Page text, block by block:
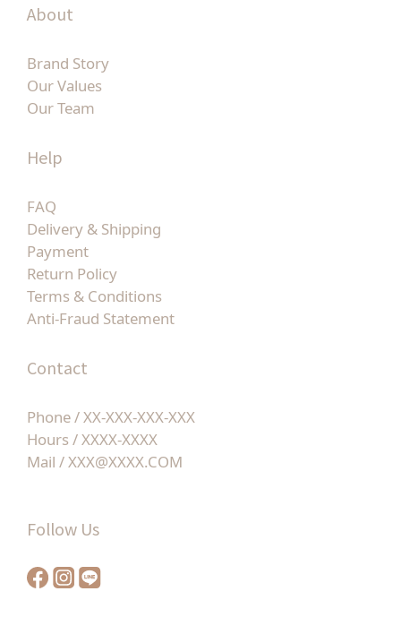
About
Brand Story
Our Values
Our Team
Help
FAQ
Delivery & Shipping
Payment
Return Policy
Terms & Conditions
Anti-Fraud Statement
Contact
Phone / XX-XXX-XXX-XXX
Hours / XXXX-XXXX
Mail / XXX@XXXX.COM
Follow Us